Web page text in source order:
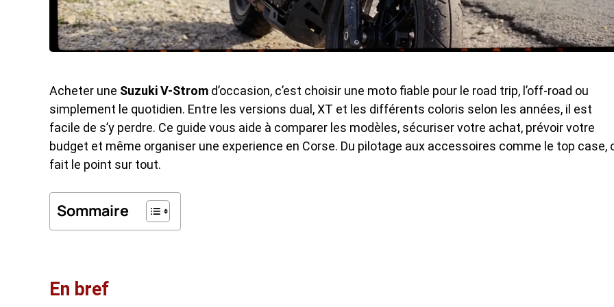
Acheter une Suzuki V-Strom d’occasion, c’est choisir une moto fiable pour le road trip, l’off-road ou
simplement le quotidien. Entre les versions dual, XT et les différents coloris selon les années, il est
facile de s’y perdre. Ce guide vous aide à comparer les modèles, sécuriser votre achat, prévoir votre
budget et même organiser une experience en Corse. Du pilotage aux accessoires comme le top case,
fait le point sur tout.
Sommaire
En bref